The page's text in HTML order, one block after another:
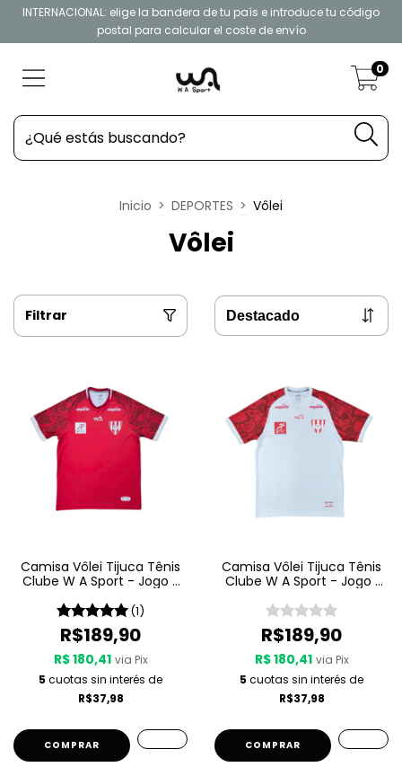
INTERNACIONAL: elige la bandera de tu país e introduce tu código
postal para calcular el coste de envío
0
Inicio > DEPORTES > Vôlei
Vôlei
Filtrar
Camisa Vôlei Tijuca Tênis
Clube W A Sport - Jogo 2
(1)
R$189,90
R$ 180,41 via Pix
5 cuotas sin interés de
R$37,98
COMPRAR
Camisa Vôlei Tijuca Tênis
Clube W A Sport - Jogo 1
R$189,90
R$ 180,41 via Pix
5 cuotas sin interés de
R$37,98
COMPRAR